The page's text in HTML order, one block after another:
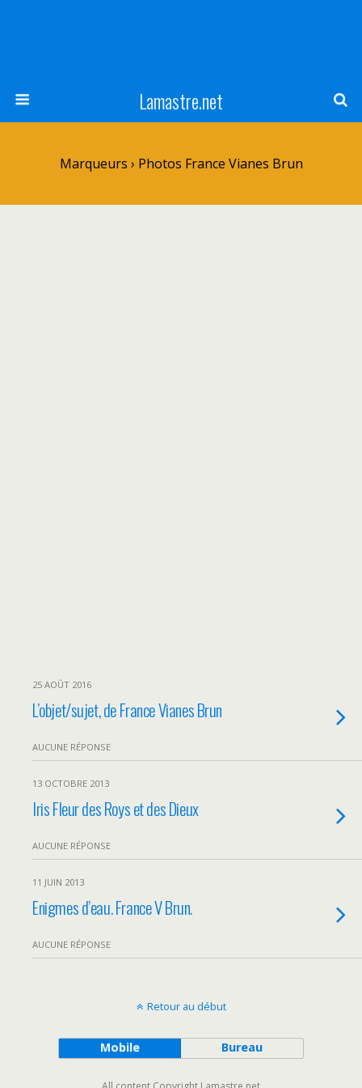
Lamastre.net
Marqueurs › Photos France Vianes Brun
25 AOÛT 2016
L’objet/sujet, de France Vianes Brun
AUCUNE RÉPONSE
13 OCTOBRE 2013
Iris Fleur des Roys et des Dieux
AUCUNE RÉPONSE
11 JUIN 2013
Enigmes d’eau. France V Brun.
AUCUNE RÉPONSE
Retour au début
Mobile Bureau